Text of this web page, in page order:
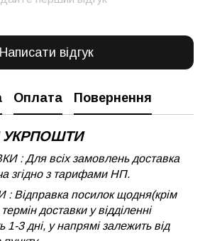
Написати відгук
Оплата Повернення
УКРПОШТИ
: Для всіх замовлень доставка
згідно з тарифами НП.
Відправка посилок щодня(крім
доставки у відділенні
1-3 дні, у напрямі залежить від